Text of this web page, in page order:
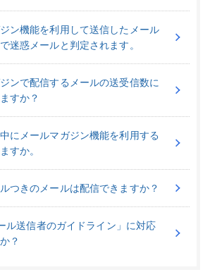
ン機能を利用して送信したメール
迷惑メールと判定されます。
ンで配信するメールの送受信数に
すか？
にメールマガジン機能を利用する
すか。
つきのメールは配信できますか？
ル送信者のガイドライン」に対応
？